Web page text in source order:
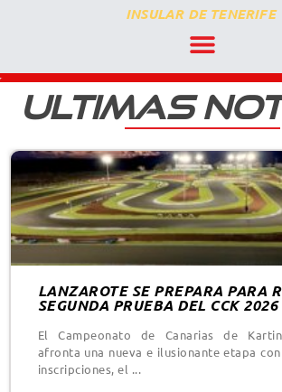
INSULAR DE TENERIFE
ULTIMAS
LANZAROTE SE PREPARA PARA
SEGUNDA PRUEBA DEL CCK 2026
El Campeonato de Canarias de
afronta una nueva e ilusionante etapa
inscripciones, el